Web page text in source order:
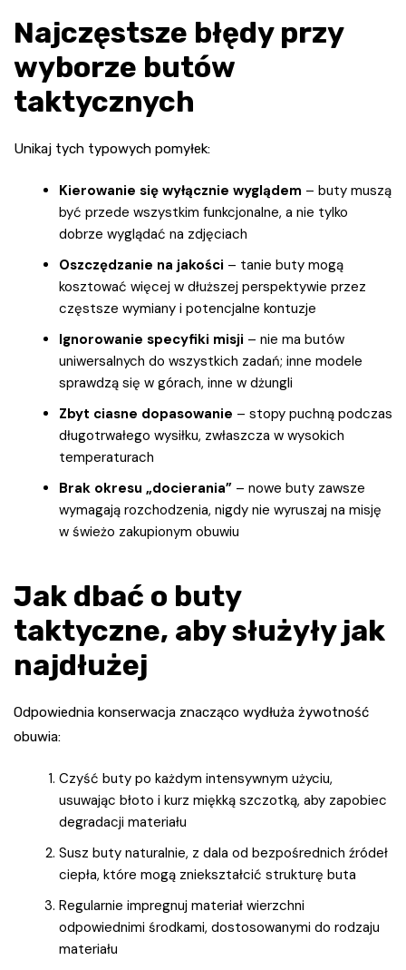
Najczęstsze błędy przy
wyborze butów
taktycznych
Unikaj tych typowych pomyłek:
Kierowanie się wyłącznie wyglądem – buty muszą
być przede wszystkim funkcjonalne, a nie tylko
dobrze wyglądać na zdjęciach
Oszczędzanie na jakości – tanie buty mogą
kosztować więcej w dłuższej perspektywie przez
częstsze wymiany i potencjalne kontuzje
Ignorowanie specyfiki misji – nie ma butów
uniwersalnych do wszystkich zadań; inne modele
sprawdzą się w górach, inne w dżungli
Zbyt ciasne dopasowanie – stopy puchną podczas
długotrwałego wysiłku, zwłaszcza w wysokich
temperaturach
Brak okresu „docierania” – nowe buty zawsze
wymagają rozchodzenia, nigdy nie wyruszaj na misję
w świeżo zakupionym obuwiu
Jak dbać o buty
taktyczne, aby służyły jak
najdłużej
Odpowiednia konserwacja znacząco wydłuża żywotność
obuwia:
Czyść buty po każdym intensywnym użyciu,
usuwając błoto i kurz miękką szczotką, aby zapobiec
degradacji materiału
Susz buty naturalnie, z dala od bezpośrednich źródeł
ciepła, które mogą zniekształcić strukturę buta
Regularnie impregnuj materiał wierzchni
odpowiednimi środkami, dostosowanymi do rodzaju
materiału